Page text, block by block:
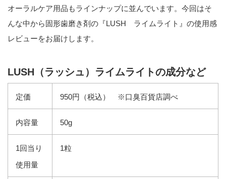
オーラルケア用品もラインナップに並んでいます。今回はそ
んな中から固形歯磨き剤の『LUSH ライムライト』の使用感
レビューをお届けします。
LUSH（ラッシュ）ライムライトの成分など
定価 950円（税込） ※口臭百貨店調べ
内容量 50g
1回当り
使用量
1粒